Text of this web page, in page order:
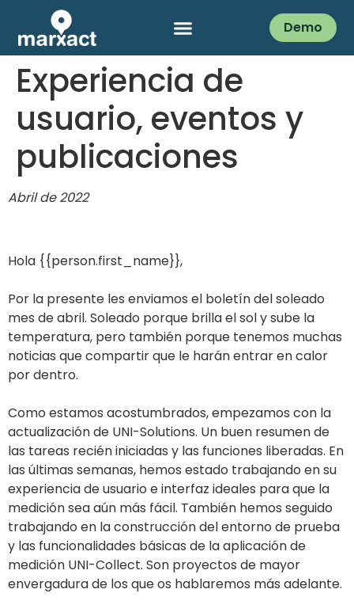
Demo
Experiencia de
usuario, eventos y
publicaciones
Abril de 2022
Hola {{person.first_name}},
Por la presente les enviamos el boletín del soleado
mes de abril. Soleado porque brilla el sol y sube la
temperatura, pero también porque tenemos muchas
noticias que compartir que le harán entrar en calor
por dentro.
Como estamos acostumbrados, empezamos con la
actualización de UNI-Solutions. Un buen resumen de
las tareas recién iniciadas y las funciones liberadas. En
las últimas semanas, hemos estado trabajando en su
experiencia de usuario e interfaz ideales para que la
medición sea aún más fácil. También hemos seguido
trabajando en la construcción del entorno de prueba
y las funcionalidades básicas de la aplicación de
medición UNI-Collect. Son proyectos de mayor
envergadura de los que os hablaremos más adelante.